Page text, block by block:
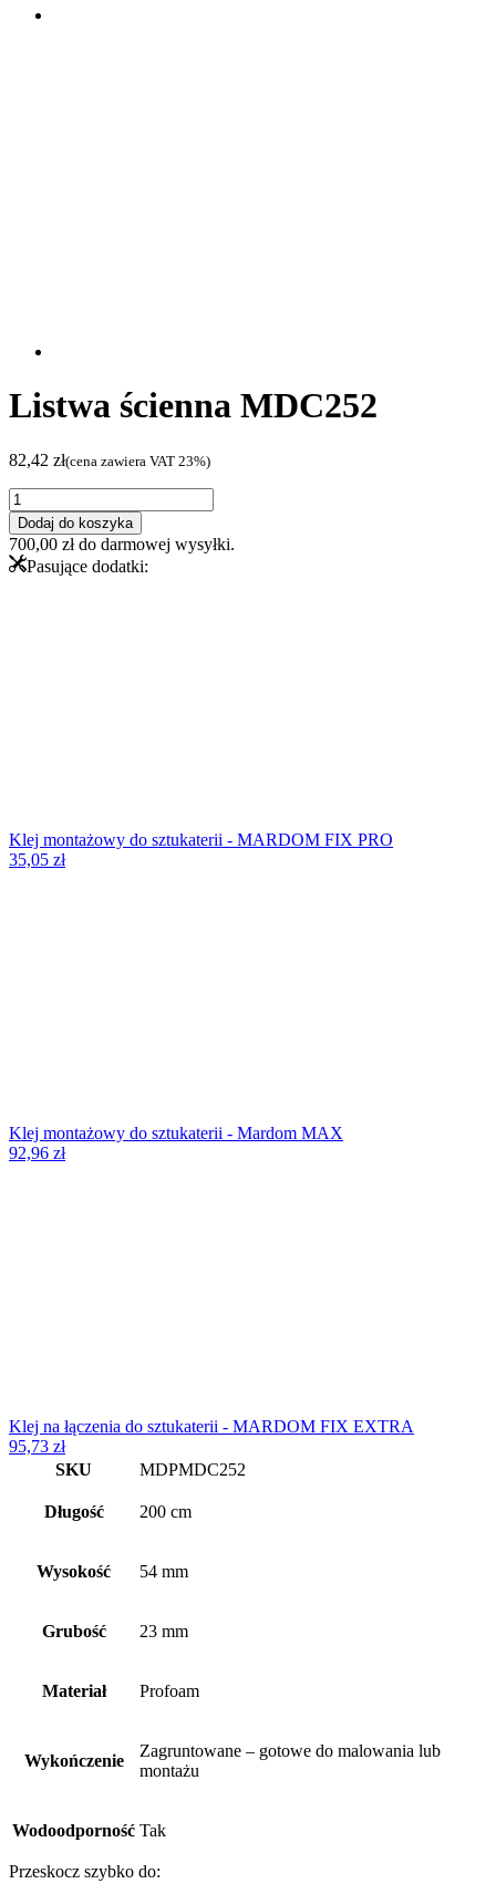
Listwa ścienna MDC252
82,42 zł(cena zawiera VAT 23%)
ilość
Listwa
ścienna
MDC252
Dodaj do koszyka
700,00 złdo darmowej wysyłki.
Pasujące dodatki:
Klej montażowy do sztukaterii - MARDOM FIX PRO
35,05 zł
Klej montażowy do sztukaterii - Mardom MAX
92,96 zł
Klej na łączenia do sztukaterii - MARDOM FIX EXTRA
95,73 zł
SKU
MDPMDC252
Długość 200 cm
Wysokość 54 mm
Grubość 23 mm
Materiał Profoam
Wykończenie
Zagruntowane – gotowe do malowania lub
montażu
Wodoodporność Tak
Przeskocz szybko do: